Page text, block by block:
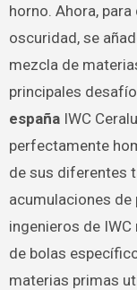
horno. Ahora,
oscuridad, se
mezcla de
principales
españaIWC
perfectamente
de sus diferentes
acumulaciones de
ingenieros de
de bolas
materias primas